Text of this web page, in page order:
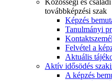
Közösségi és
továbbképzési szak
Képzés
Tanulmányi
Felvétel a
Aktuális
Aktív idősödés
A képzés